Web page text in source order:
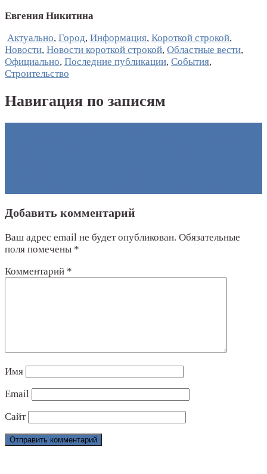
Евгения Никитина
Актуально, Город, Информация, Короткой строкой,
Новости, Новости короткой строкой, Областные вести,
Официально, Последние публикации, События,
Строительство
Навигация по записям
Добавить комментарий
Ваш адрес email не будет опубликован. Обязательные
поля помечены *
Комментарий *
Имя
Email
Сайт